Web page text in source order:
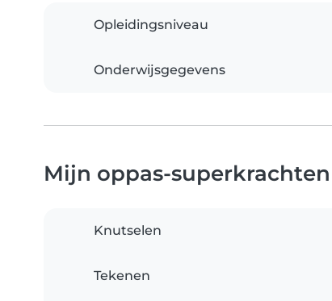
Opleidingsniveau
Onderwijsgegevens
Mijn oppas-superkrachten
Knutselen
Tekenen